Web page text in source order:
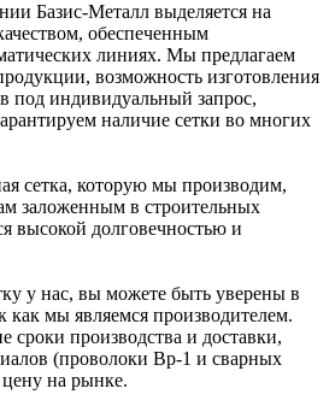
Базис-Металл выделяется на
обеспеченным
линиях. Мы предлагаем
возможность изготовления
под индивидуальный запрос,
наличие сетки во многих
сетка, которую мы производим,
заложенным в строительных
высокой долговечностью и
у нас, вы можете быть уверены в
как мы являемся производителем.
производства и доставки,
(проволоки Вр-1 и сварных
на рынке.